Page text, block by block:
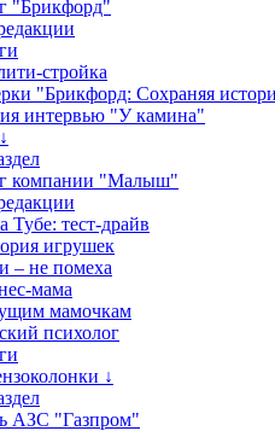
"Брикфорд"
стройка
"Брикфорд: Сохраняя
интервью "У камина"
компании "Малыш"
Тубе: тест-драйв
игрушек
– не помеха
мама
мамочкам
психолог
↓
АЗС "Газпром"